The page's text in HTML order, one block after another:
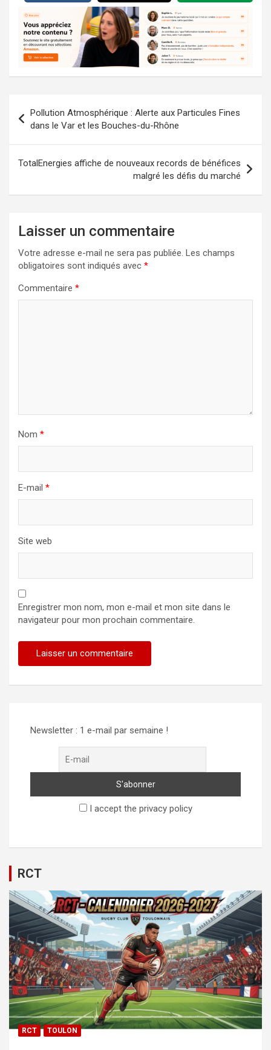
de
l’article
Pollution Atmosphérique : Alerte aux Particules Fines
dans le Var et les Bouches-du-Rhône
TotalEnergies affiche de nouveaux records de bénéfices
malgré les défis du marché
Laisser un commentaire
Votre adresse e-mail ne sera pas publiée. Les champs
obligatoires sont indiqués avec *
Commentaire *
Nom *
E-mail *
Site web
Enregistrer mon nom, mon e-mail et mon site dans le
navigateur pour mon prochain commentaire.
Newsletter : 1 e-mail par semaine !
I accept the privacy policy
RCT
RCT TOULON